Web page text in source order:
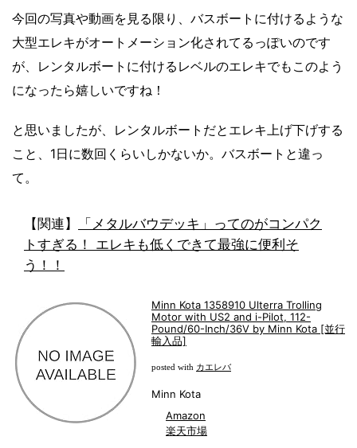
今回の写真や動画を見る限り、バスボートに付けるような
大型エレキがオートメーション化されてるっぽいのです
が、レンタルボートに付けるレベルのエレキでもこのよう
になったら嬉しいですね！
と思いましたが、レンタルボートだとエレキ上げ下げする
こと、1日に数回くらいしかないか。バスボートと違っ
て。
【関連】
「メタルバウデッキ」ってのがコンパク
トすぎる！ エレキも低くできて最強に便利そ
う！！
Minn Kota 1358910 Ulterra Trolling
Motor with US2 and i-Pilot, 112-
Pound/60-Inch/36V by Minn Kota [並行
輸入品]
posted with カエレバ
Minn Kota
Amazon
楽天市場